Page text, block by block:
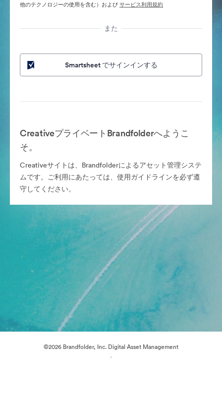
他のテクノロジーの使用を含む）およびサービス利用規約
また
Smartsheet でサインインする
CreativeプライベートBrandfolderへようこ
そ。
Creativeサイトは、Brandfolderによるアセット管理システ
ムです。ご利用にあたっては、使用ガイドラインを必ず遵
守してください。
©2026 Brandfolder, Inc. Digital Asset Management
·